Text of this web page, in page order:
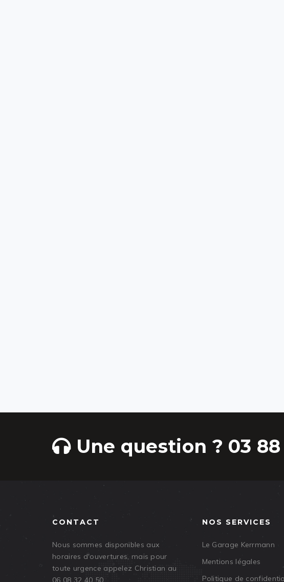
Une question ? 03 88
CONTACT
Nous sommes disponibles aux
horaires d'ouvertures, mais pour
toute urgence appelez Christian au
06 08 32 40 50
NOS SERVICES
Le Garage Kerrmann
Mentions légales
Politique de